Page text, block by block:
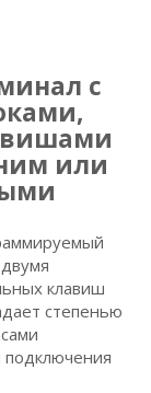
с
или
клавиш
степенью
подключения